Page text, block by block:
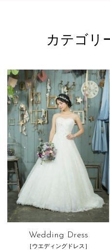
カテゴリ
Wedding Dress
［ウエディングドレス］